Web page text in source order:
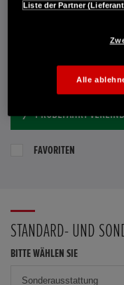
Händlerbestand anzeigen
E-MAIL-ANFRAGE
PROBEFAHRT
FAVORITEN
STANDARD- UND
BITTE WÄHLEN SIE
Liste der Partner
Alle